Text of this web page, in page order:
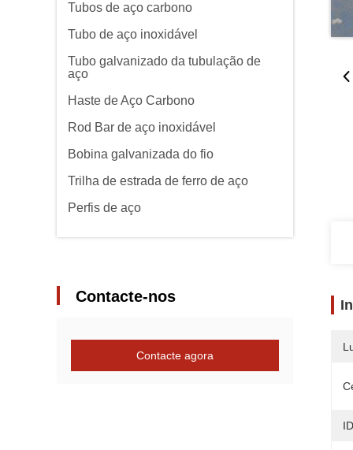
Tubos de aço carbono
Tubo de aço inoxidável
Tubo galvanizado da tubulação de
aço
Haste de Aço Carbono
Rod Bar de aço inoxidável
Bobina galvanizada do fio
Trilha de estrada de ferro de aço
Perfis de aço
Contacte-nos
Contacte agora